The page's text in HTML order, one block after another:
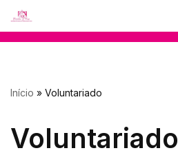
conteúdo
Início » Voluntariado
Voluntariado